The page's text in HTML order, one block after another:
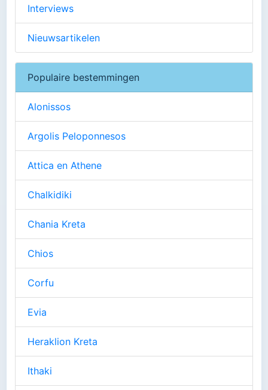
Interviews
Nieuwsartikelen
Populaire bestemmingen
Alonissos
Argolis Peloponnesos
Attica en Athene
Chalkidiki
Chania Kreta
Chios
Corfu
Evia
Heraklion Kreta
Ithaki